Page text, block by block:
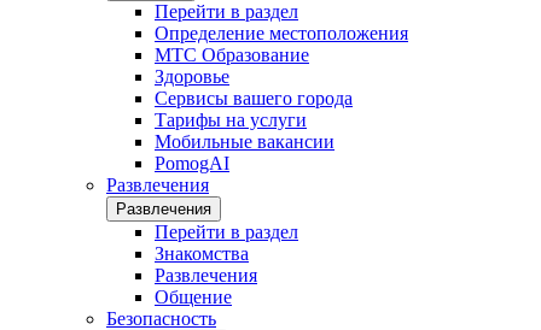
Перейти в раздел
Определение местоположения
МТС Образование
Здоровье
Сервисы вашего города
Тарифы на услуги
Мобильные вакансии
PomogAI
Развлечения
Развлечения
Перейти в раздел
Знакомства
Развлечения
Общение
Безопасность